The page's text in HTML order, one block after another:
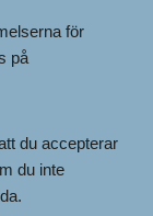
för
på
du accepterar
du inte